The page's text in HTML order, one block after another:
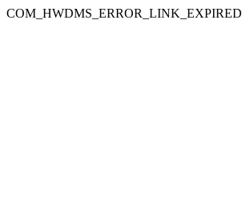
COM_HWDMS_ERROR_LINK_EXPIRED